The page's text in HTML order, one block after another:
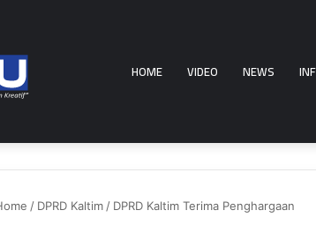
HOME VIDEO NEWS
/ DPRD Kaltim / DPRD Kaltim Terima Penghargaan